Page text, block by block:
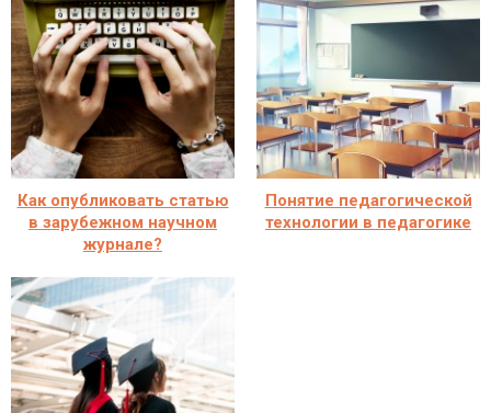
Как опубликовать статью
в зарубежном научном
журнале?
Понятие педагогической
технологии в педагогике